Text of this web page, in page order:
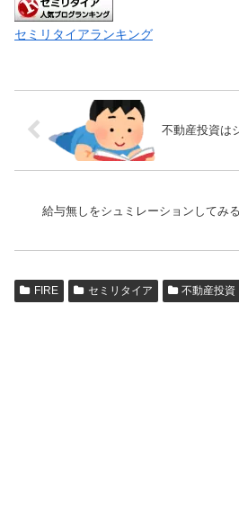
セミリタイアランキング
不動産投資は
給与無しをシュミレーションしてみる
FIRE セミリタイア 不動産投資